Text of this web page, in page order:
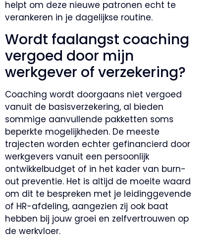
helpt om deze nieuwe patronen echt te
verankeren in je dagelijkse routine.
Wordt faalangst coaching
vergoed door mijn
werkgever of verzekering?
Coaching wordt doorgaans niet vergoed
vanuit de basisverzekering, al bieden
sommige aanvullende pakketten soms
beperkte mogelijkheden. De meeste
trajecten worden echter gefinancierd door
werkgevers vanuit een persoonlijk
ontwikkelbudget of in het kader van burn-
out preventie. Het is altijd de moeite waard
om dit te bespreken met je leidinggevende
of HR-afdeling, aangezien zij ook baat
hebben bij jouw groei en zelfvertrouwen op
de werkvloer.